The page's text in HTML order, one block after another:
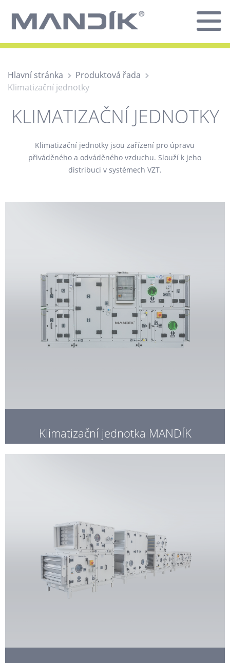
Hlavní stránka
Produktová řada
Klimatizační jednotky
KLIMATIZAČNÍ JEDNOTKY
Klimatizační jednotky jsou zařízení pro úpravu
přiváděného a odváděného vzduchu. Slouží k jeho
distribuci v systémech VZT.
Klimatizační jednotka MANDÍK